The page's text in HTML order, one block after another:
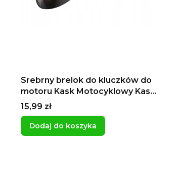
Srebrny brelok do kluczków do
motoru Kask Motocyklowy Kask
na motor Hełm
Cena
15,99 zł
Dodaj do koszyka